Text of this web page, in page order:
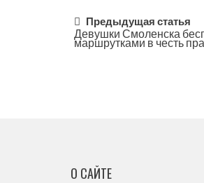
Post
navigation
Предыдущая статья
Девушки Смоленска
маршрутками в честь
О САЙТЕ